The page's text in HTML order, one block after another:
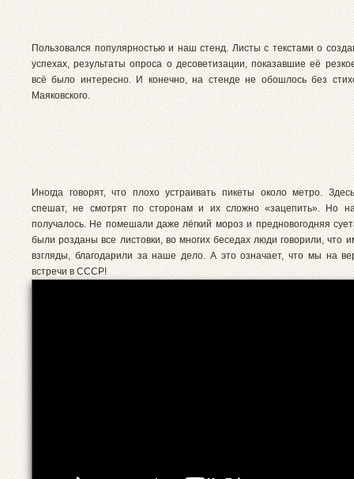
Пользовался популярностью и наш стенд. Листы с текстами о
успехах, результаты опроса о десоветизации, показавшие её
всё было интересно. И конечно, на стенде не обошлось без
Маяковского.
Иногда говорят, что плохо устраивать пикеты около метро.
спешат, не смотрят по сторонам и их сложно «зацепить». Но
получалось. Не помешали даже лёгкий мороз и предновогодняя
были розданы все листовки, во многих беседах люди говорили, что
взгляды, благодарили за наше дело. А это означает, что мы на
встречи в СССР!